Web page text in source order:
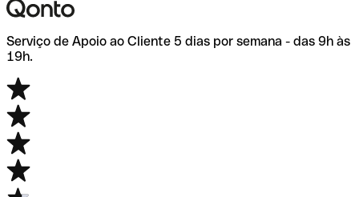
Serviço de Apoio ao Cliente 5 dias por semana - das 9h às
19h.